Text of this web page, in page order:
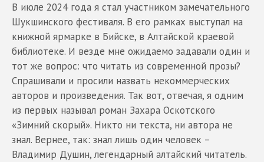
В июле 2024 года я стал участником замечательного
Шукшинского фестиваля. В его рамках выступал на
книжной ярмарке в Бийске, в Алтайской краевой
библиотеке. И везде мне ожидаемо задавали один и
тот же вопрос: что читать из современной прозы?
Спрашивали и просили назвать некоммерческих
авторов и произведения. Так вот, отвечая, я одним
из первых называл роман Захара Оскотского
«Зимний скорый». Никто ни текста, ни автора не
знал. Вернее, так: знал лишь один человек –
Владимир Душин, легендарный алтайский читатель.